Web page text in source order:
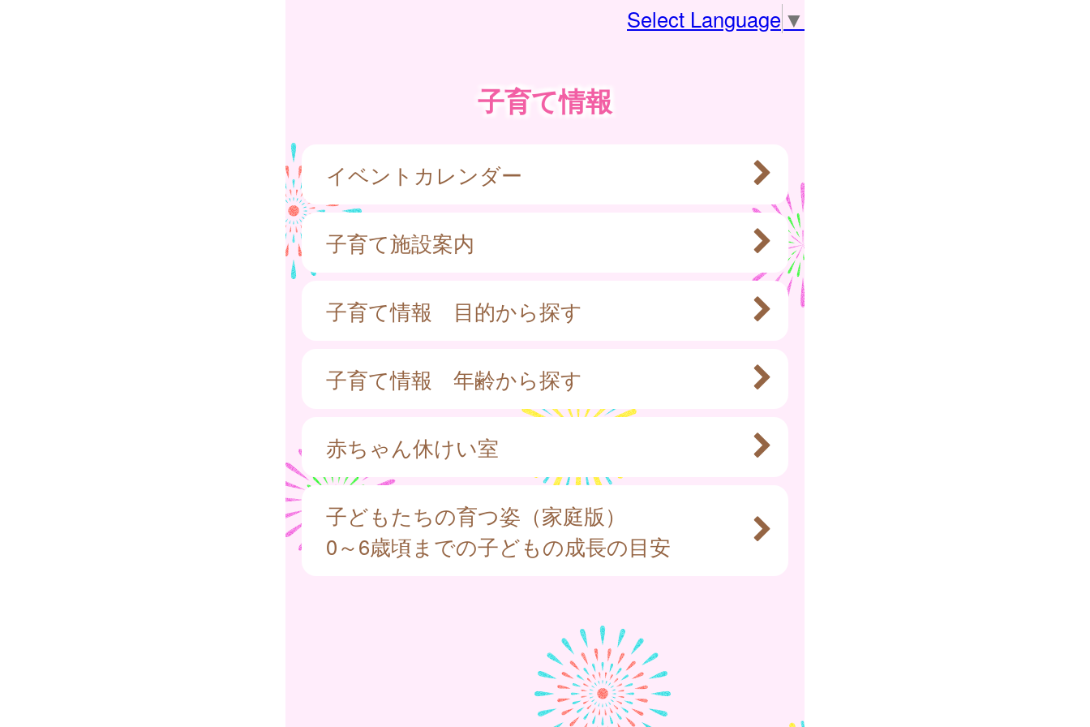
Select Language ▼
子育て情報
イベントカレンダー
子育て施設案内
子育て情報 目的から探す
子育て情報 年齢から探す
赤ちゃん休けい室
子どもたちの育つ姿（家庭版）
0～6歳頃までの子どもの成長の目安